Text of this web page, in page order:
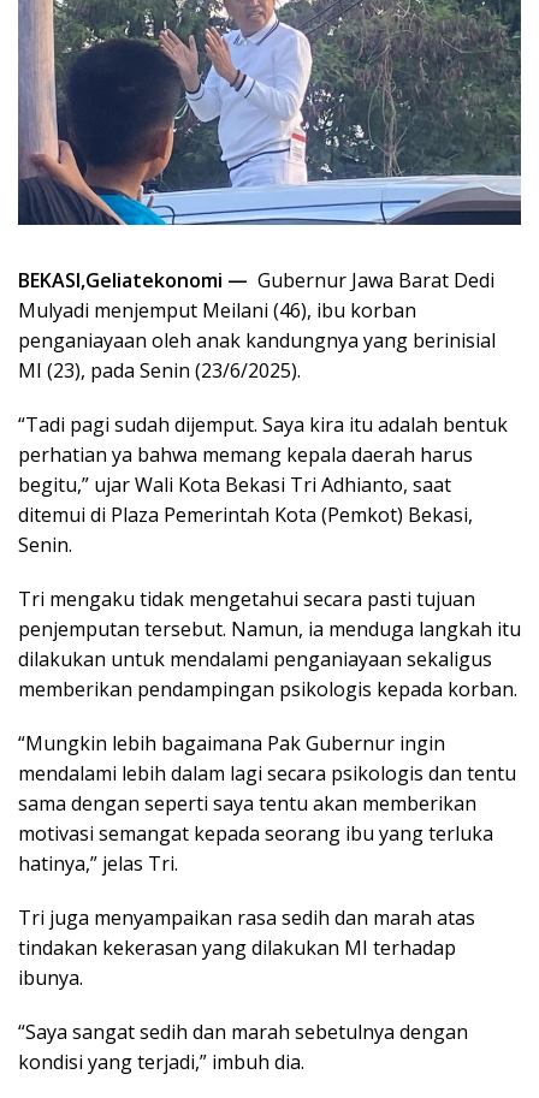
BEKASI,Geliatekonomi — Gubernur Jawa Barat Dedi
Mulyadi menjemput Meilani (46), ibu korban
penganiayaan oleh anak kandungnya yang berinisial
MI (23), pada Senin (23/6/2025).
“Tadi pagi sudah dijemput. Saya kira itu adalah bentuk
perhatian ya bahwa memang kepala daerah harus
begitu,” ujar Wali Kota Bekasi Tri Adhianto, saat
ditemui di Plaza Pemerintah Kota (Pemkot) Bekasi,
Senin.
Tri mengaku tidak mengetahui secara pasti tujuan
penjemputan tersebut. Namun, ia menduga langkah itu
dilakukan untuk mendalami penganiayaan sekaligus
memberikan pendampingan psikologis kepada korban.
“Mungkin lebih bagaimana Pak Gubernur ingin
mendalami lebih dalam lagi secara psikologis dan tentu
sama dengan seperti saya tentu akan memberikan
motivasi semangat kepada seorang ibu yang terluka
hatinya,” jelas Tri.
Tri juga menyampaikan rasa sedih dan marah atas
tindakan kekerasan yang dilakukan MI terhadap
ibunya.
“Saya sangat sedih dan marah sebetulnya dengan
kondisi yang terjadi,” imbuh dia.